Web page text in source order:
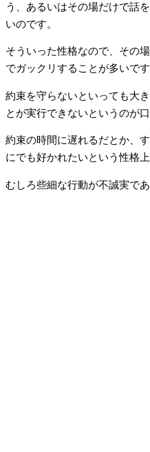
う、あるいはその場だけで話
いのです。
そういった性格なので、その
でガックリすることが多いです
約束を守らないといっても大
とが実行できないというのが
約束の時間に遅れるだとか、
にでも好かれたいという性格
むしろ些細な行動が不誠実で